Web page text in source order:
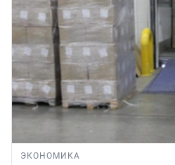
ЭКОНОМИКА